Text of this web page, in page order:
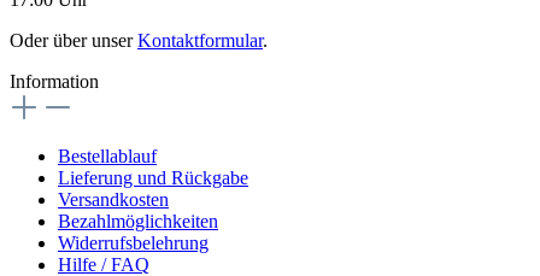
Oder über unserKontaktformular.
Information
Bestellablauf
Lieferung und Rückgabe
Versandkosten
Bezahlmöglichkeiten
Widerrufsbelehrung
Hilfe / FAQ